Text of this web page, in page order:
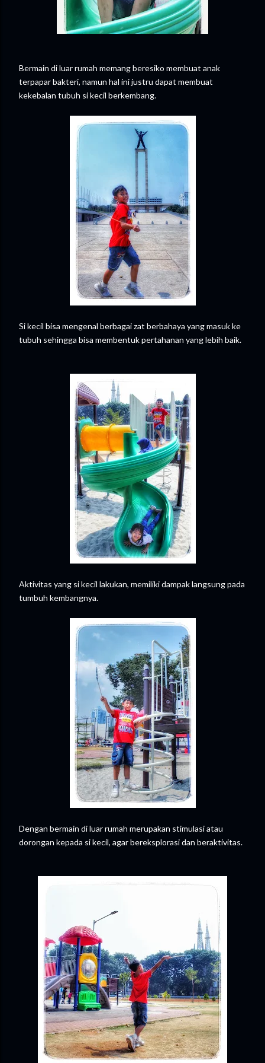
Bermain di luar rumah memang beresiko membuat anak
terpapar bakteri, namun hal ini justru dapat membuat
kekebalan tubuh si kecil berkembang.
Si kecil bisa mengenal berbagai zat berbahaya yang masuk ke
tubuh sehingga bisa membentuk pertahanan yang lebih baik.
Aktivitas yang si kecil lakukan, memiliki dampak langsung pada
tumbuh kembangnya.
Dengan bermain di luar rumah merupakan stimulasi atau
dorongan kepada si kecil, agar bereksplorasi dan beraktivitas.